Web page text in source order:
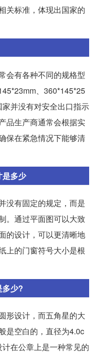
关标准，体现出国家的
会有各种不同的规格型
、360*145*25
并没有对安全出口指示
品生产商通常会根据实
保在紧急情况下能够清
是多少
没有固定的规定，而是
。通过平面图可以大致
的设计，可以更清晰地
上的门窗符号大小是根
多少?
形设计，而五角星的大
是空白的，直径为4.0c
在公章上是一种常见的